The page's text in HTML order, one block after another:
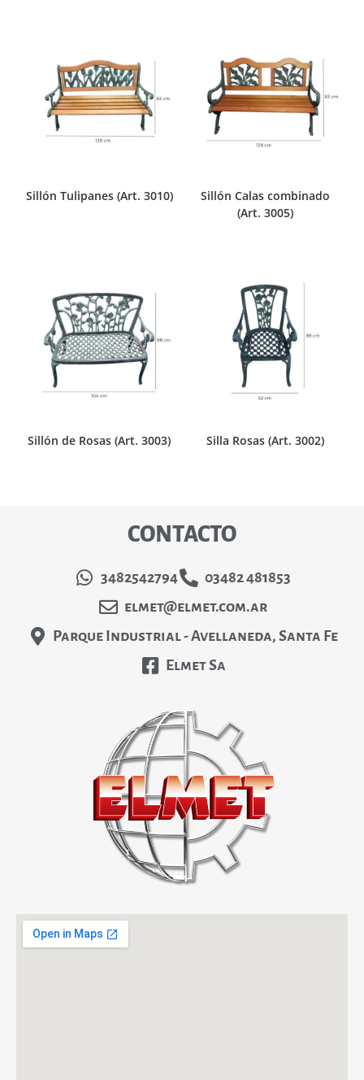
Sillón Tulipanes (Art. 3010)
Sillón Calas combinado
(Art. 3005)
Sillón de Rosas (Art. 3003) Silla Rosas (Art. 3002)
CONTACTO
3482542794
03482 481853
elmet@elmet.com.ar
Parque Industrial - Avellaneda, Santa Fe
Elmet Sa